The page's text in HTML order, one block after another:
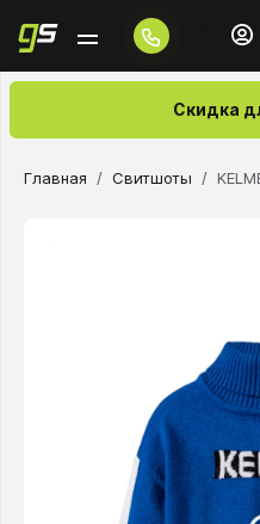
Скидка
Главная Свитшоты